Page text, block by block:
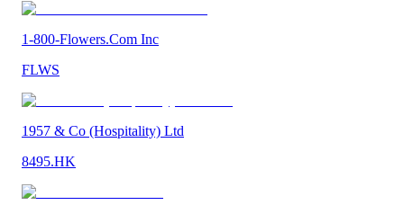
1-800-Flowers.Com Inc
FLWS
1957 & Co (Hospitality) Ltd
8495.HK